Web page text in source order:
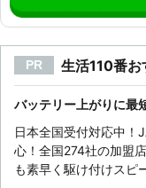
PR 生活110番お
バッテリー上がりに最
日本全国受付対応中！
心！全国274社の加盟
も素早く駆け付けスピ